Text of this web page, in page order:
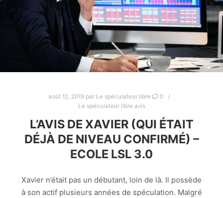
août 12, 2019par Le spéculateur libre
0
Le spéculateur libre avis
L’AVIS DE XAVIER (QUI ÉTAIT
DÉJÀ DE NIVEAU CONFIRMÉ) –
ECOLE LSL 3.0
Xavier n’était pas un débutant, loin de là. Il possède
à son actif plusieurs années de spéculation. Malgré